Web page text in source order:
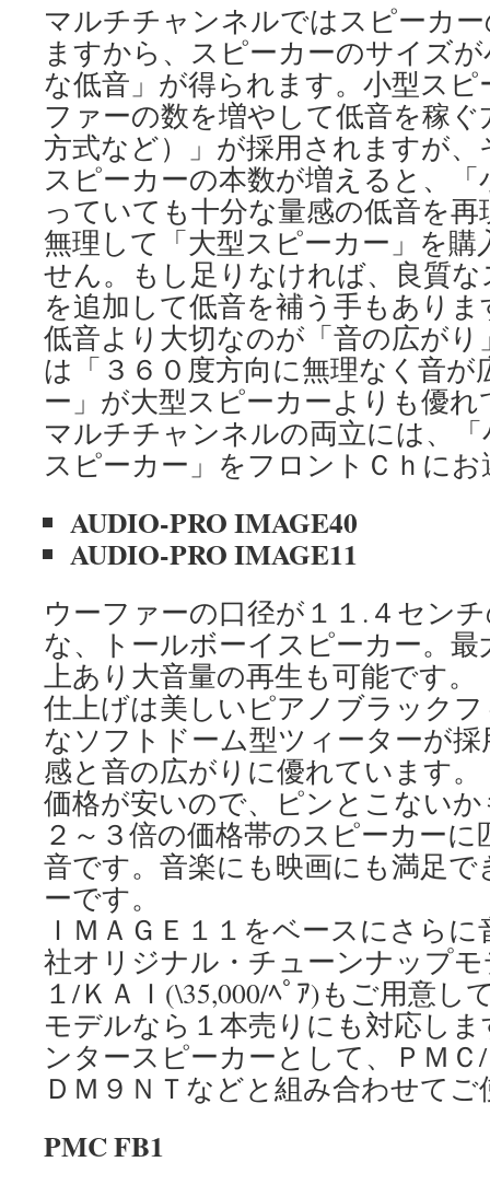
マルチチャンネルではスピーカ
ますから、スピーカーのサイズ
な低音」が得られます。小型ス
ファーの数を増やして低音を稼
方式など）」が採用されますが
スピーカーの本数が増えると、
っていても十分な量感の低音を
無理して「大型スピーカー」を
せん。もし足りなければ、良質
を追加して低音を補う手もありま
低音より大切なのが「音の広が
は「３６０度方向に無理なく音
ー」が大型スピーカーよりも優
マルチチャンネルの両立には、
スピーカー」をフロントＣｈに
AUDIO-PRO IMAGE40
AUDIO-PRO IMAGE11
ウーファーの口径が１１.４セン
な、トールボーイスピーカー。最
上あり大音量の再生も可能です。
仕上げは美しいピアノブラック
なソフトドーム型ツィーターが
感と音の広がりに優れています。
価格が安いので、ピンとこない
２～３倍の価格帯のスピーカー
音です。音楽にも映画にも満足
ーです。
ＩＭＡＧＥ１１をベースにさら
社オリジナル・チューンナップ
１/ＫＡＩ(\35,000/ﾍﾟｱ)もご用意し
モデルなら１本売りにも対応し
ンタースピーカーとして、ＰＭＣ
ＤＭ９ＮＴなどと組み合わせて
PMC FB1